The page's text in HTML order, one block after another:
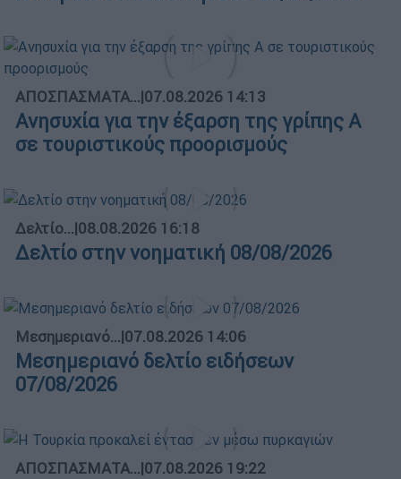
ΑΠΟΣΠΑΣΜΑΤΑ...|07.08.2026 14:13
Ανησυχία για την έξαρση της γρίπης Α
σε τουριστικούς προορισμούς
Δελτίο...|08.08.2026 16:18
Δελτίο στην νοηματική 08/08/2026
Μεσημεριανό...|07.08.2026 14:06
Μεσημεριανό δελτίο ειδήσεων
07/08/2026
ΑΠΟΣΠΑΣΜΑΤΑ...|07.08.2026 19:22